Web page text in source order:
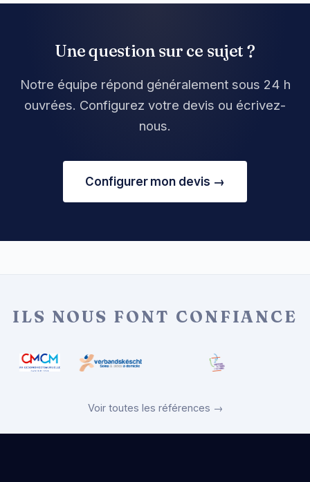
Une question sur ce sujet ?
Notre équipe répond généralement sous 24 h
ouvrées. Configurez votre devis ou écrivez-
nous.
Configurer mon devis →
ILS NOUS FONT CONFIANCE
Voir toutes les références →